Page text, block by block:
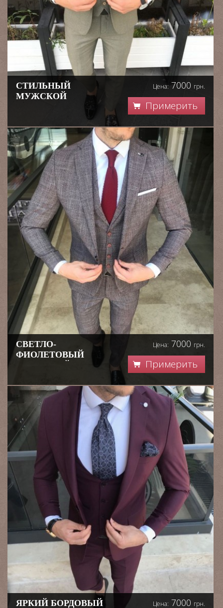
СТИЛЬНЫЙ
МУЖСКОЙ
Цена: 7000 грн.
Примерить
СВЕТЛО-
ФИОЛЕТОВЫЙ
СТИЛЬНЫЙ КОС...
Цена: 7000 грн.
Примерить
ЯРКИЙ БОРДОВЫЙ Цена: 7000 грн.